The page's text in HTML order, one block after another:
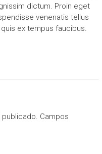
dictum. Proin eget
venenatis tellus
ex tempus faucibus.
publicado. Campos